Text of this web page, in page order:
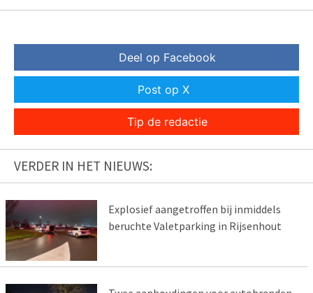
Deel op Facebook
Post op X
Tip de redactie
VERDER IN HET NIEUWS:
Explosief aangetroffen bij inmiddels
beruchte Valetparking in Rijsenhout